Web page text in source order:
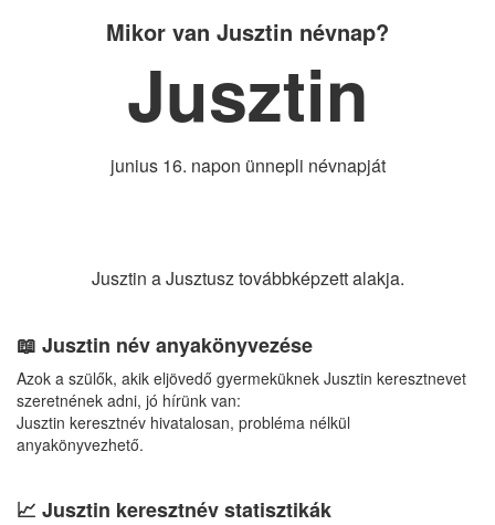
Mikor van Jusztin névnap?
Jusztin
junius 16. napon ünnepli névnapját
Jusztin a Jusztusz továbbképzett alakja.
📖 Jusztin név anyakönyvezése
Azok a szülők, akik eljövedő gyermeküknek Jusztin keresztnevet
szeretnének adni, jó hírünk van:
Jusztin keresztnév hivatalosan, probléma nélkül
anyakönyvezhető.
📈 Jusztin keresztnév statisztikák